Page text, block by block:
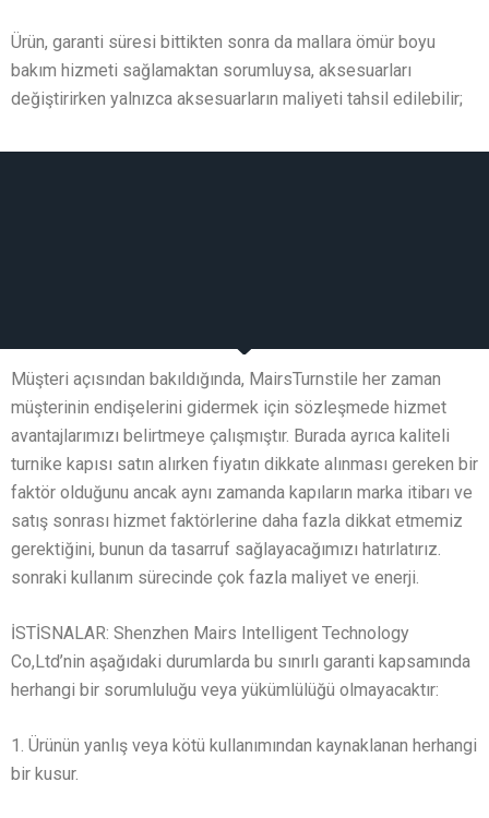
Ürün, garanti süresi bittikten sonra da mallara ömür boyu
bakım hizmeti sağlamaktan sorumluysa, aksesuarları
değiştirirken yalnızca aksesuarların maliyeti tahsil edilebilir;
Müşteri açısından bakıldığında, MairsTurnstile her zaman
müşterinin endişelerini gidermek için sözleşmede hizmet
avantajlarımızı belirtmeye çalışmıştır. Burada ayrıca kaliteli
turnike kapısı satın alırken fiyatın dikkate alınması gereken bir
faktör olduğunu ancak aynı zamanda kapıların marka itibarı ve
satış sonrası hizmet faktörlerine daha fazla dikkat etmemiz
gerektiğini, bunun da tasarruf sağlayacağımızı hatırlatırız.
sonraki kullanım sürecinde çok fazla maliyet ve enerji.
İSTİSNALAR: Shenzhen Mairs Intelligent Technology
Co,Ltd’nin aşağıdaki durumlarda bu sınırlı garanti kapsamında
herhangi bir sorumluluğu veya yükümlülüğü olmayacaktır:
1. Ürünün yanlış veya kötü kullanımından kaynaklanan herhangi
bir kusur.